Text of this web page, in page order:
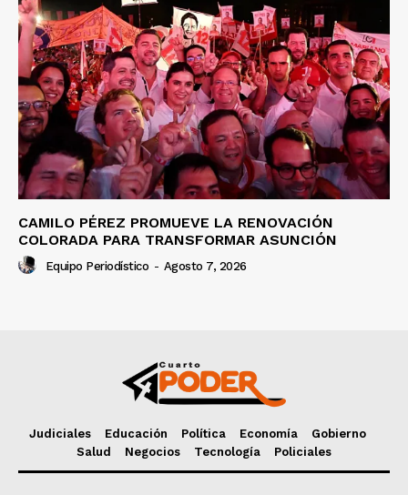
CAMILO PÉREZ PROMUEVE LA RENOVACIÓN
COLORADA PARA TRANSFORMAR ASUNCIÓN
Equipo Periodístico - Agosto 7, 2026
Judiciales Educación Política Economía
Gobierno
Salud
Negocios Tecnología Policiales